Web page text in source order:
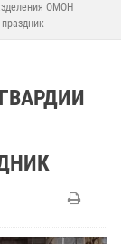
ОМОН